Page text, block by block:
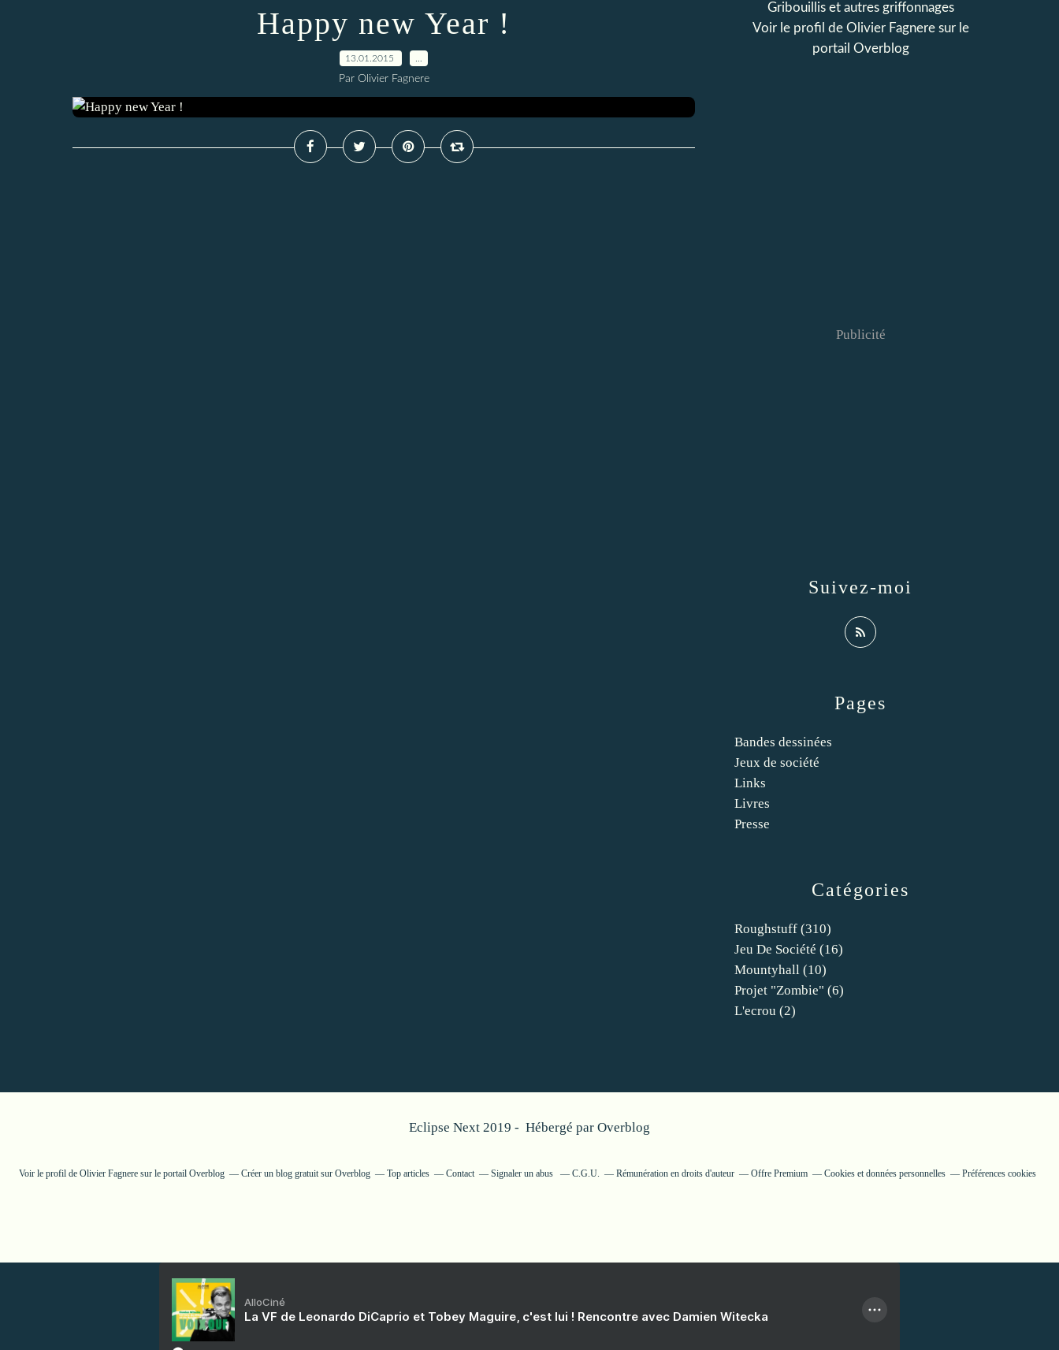
Happy new Year !
13.01.2015
Par Olivier Fagnere
Catégories
Roughstuff (310)
Jeu De Société (16)
Mountyhall (10)
Projet "zombie" (6)
L'ecrou (2)
Pages
Bandes dessinées
Jeux de société
Links
Livres
Presse
Gribouillis et autres griffonnages
Voir le profil de Olivier Fagneresur le
portail Overblog
Suivez-moi
Publicité
Eclipse Next 2019 - Hébergé par Overblog
Voir le profil de Olivier Fagneresur le portail Overblog Créer un blog gratuit sur Overblog Top articles Contact Signaler un abus C.G.U. Rémunération en droits d'auteur Offre Premium Cookies et données personnelles Préférences cookies
AlloCiné
La VF de Leonardo DiCaprio et Tobey Maguire, c'est lui ! Rencontre avec Damien Witecka